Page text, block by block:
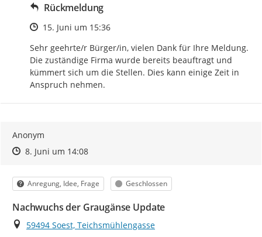
Rückmeldung
Zeitpunkt des Erstellens
15. Juni um 15:36
Sehr geehrte/r Bürger/in, vielen Dank für Ihre Meldung.
Die zuständige Firma wurde bereits beauftragt und
kümmert sich um die Stellen. Dies kann einige Zeit in
Anspruch nehmen.
Anonym
Zeitpunkt des Erstellens
Zeitpunkt des Erstellens
8. Juni um 14:08Zur Äußerung
Kategorie
Anregung, Idee, Frage Status
Geschlossen
Nachwuchs der Graugänse Update
Ort
59494 Soest, Teichsmühlengasse